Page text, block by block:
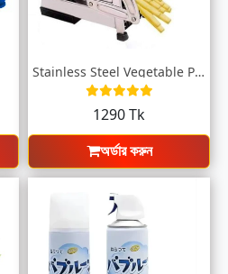
Stainless Steel Vegetable Potato Cutter
1290 Tk
অর্ডার করুন